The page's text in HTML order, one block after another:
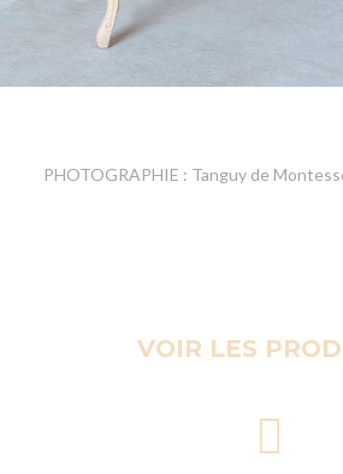
PHOTOGRAPHIE : Tanguy de
VOIR LES